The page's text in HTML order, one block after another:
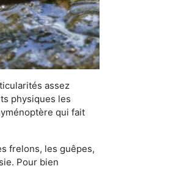
assez
physiques les
qui fait
frelons, les guêpes,
Pour bien